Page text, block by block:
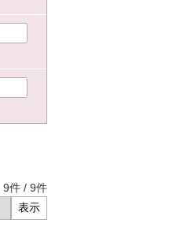
9件 / 9件